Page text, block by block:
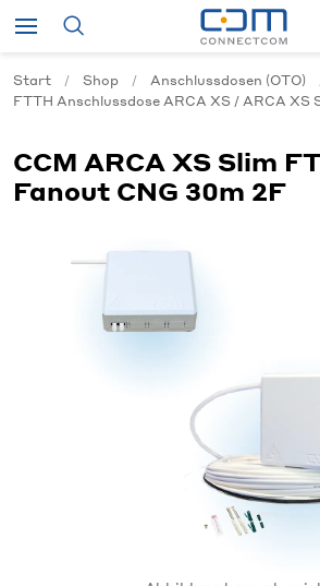
Start Shop
Anschlussdosen (OTO)
FTTH Anschlussdose ARCA XS / ARCA XS
CCM ARCA XS Slim
Fanout CNG 30m 2F